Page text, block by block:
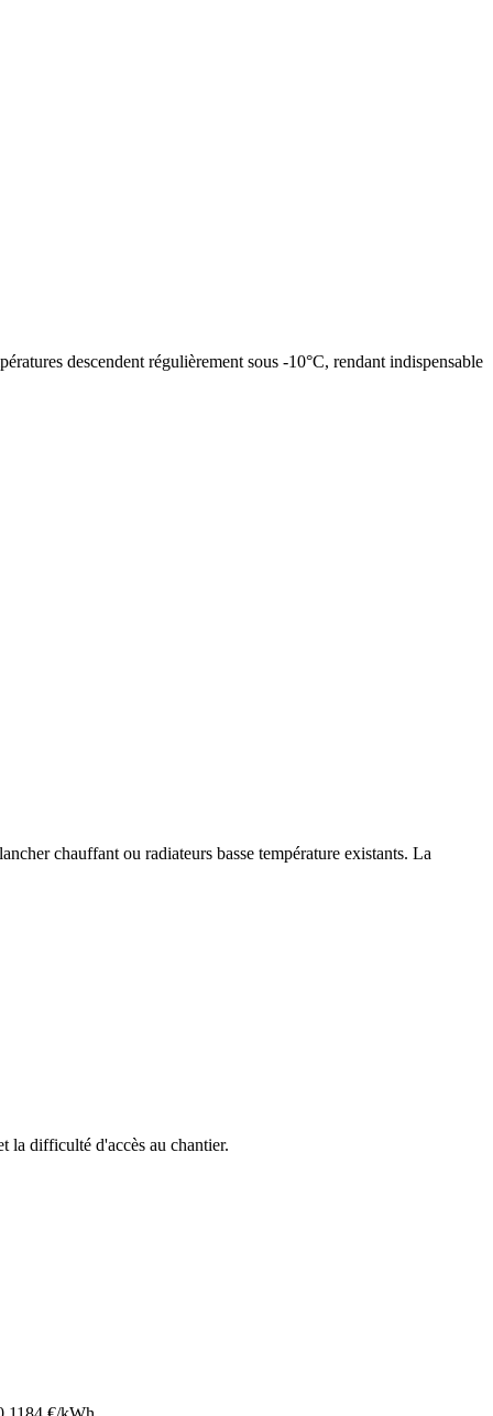
descendent régulièrement sous -10°C, rendant indispensable
chauffant ou radiateurs basse température existants. La
la difficulté d'accès au chantier.